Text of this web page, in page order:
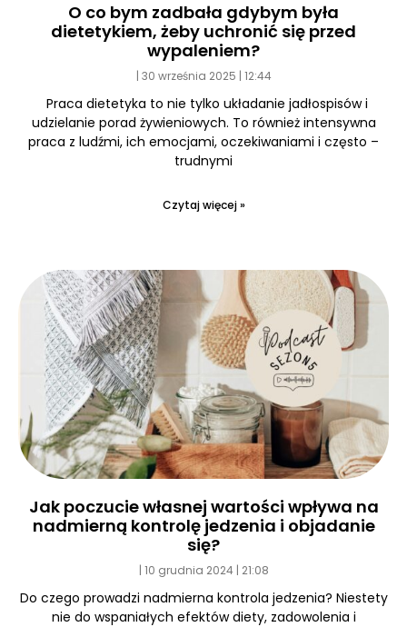
O co bym zadbała gdybym była
dietetykiem, żeby uchronić się przed
wypaleniem?
30 września 2025 12:44
Praca dietetyka to nie tylko układanie jadłospisów i
udzielanie porad żywieniowych. To również intensywna
praca z ludźmi, ich emocjami, oczekiwaniami i często –
trudnymi
Czytaj więcej »
Jak poczucie własnej wartości wpływa na
nadmierną kontrolę jedzenia i objadanie
się?
10 grudnia 2024 21:08
Do czego prowadzi nadmierna kontrola jedzenia? Niestety
nie do wspaniałych efektów diety, zadowolenia i